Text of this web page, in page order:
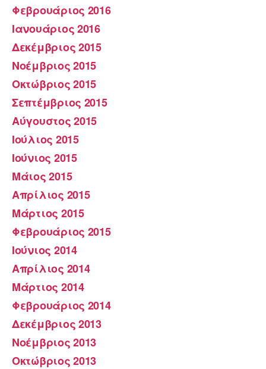
Φεβρουάριος 2016
Ιανουάριος 2016
Δεκέμβριος 2015
Νοέμβριος 2015
Οκτώβριος 2015
Σεπτέμβριος 2015
Αύγουστος 2015
Ιούλιος 2015
Ιούνιος 2015
Μάιος 2015
Απρίλιος 2015
Μάρτιος 2015
Φεβρουάριος 2015
Ιούνιος 2014
Απρίλιος 2014
Μάρτιος 2014
Φεβρουάριος 2014
Δεκέμβριος 2013
Νοέμβριος 2013
Οκτώβριος 2013